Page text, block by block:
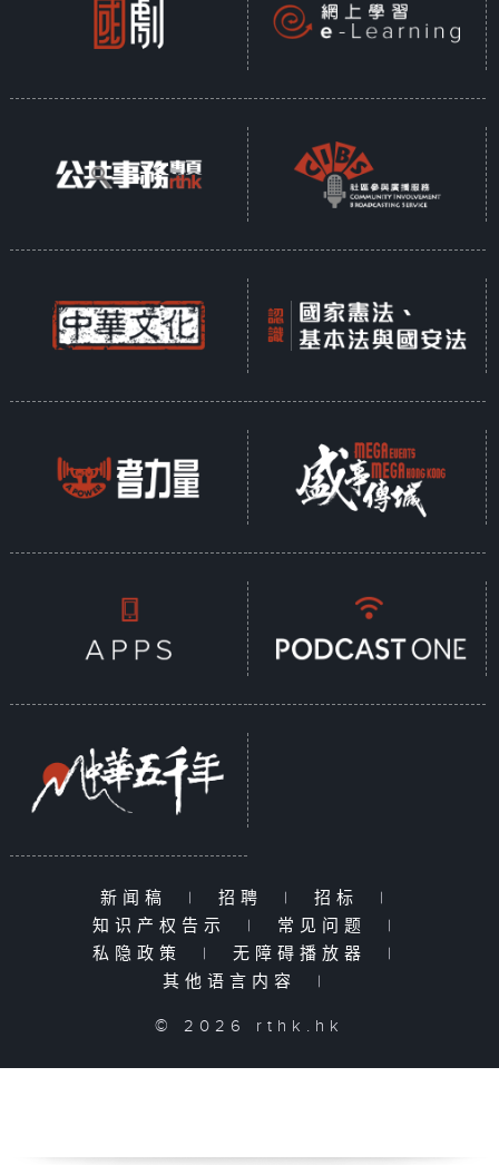
新闻稿 | 招聘 | 招标
|
知识产权告示
| 常见问题
|
私隐政策
| 无障碍播放器
|
其他语言内容
|
© 2026 rthk.hk